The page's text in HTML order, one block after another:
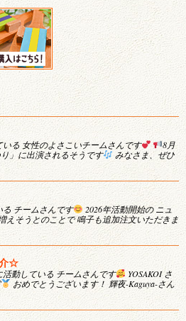
る 女性のよさこいチームさんです
8月
」に出演されるそうです
みなさま、ぜひ
チームさんです
2026年活動開始の ニュ
えそうとのことで 鳴子も追加注文いただきま
☆
活動している チームさんです
YOSAKOI さ
おめでとうございます！ 輝夜-Kaguya-さん